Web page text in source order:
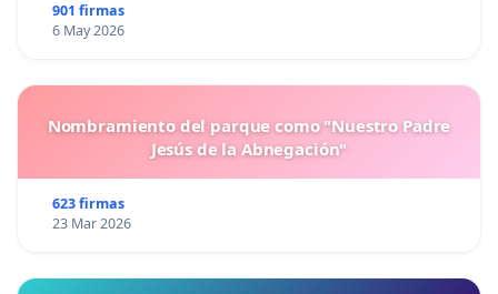
Pascual
Jiménez
Bértolo
Crítico cultural
Jorge
901 firmas
6 May 2026
Nombramiento del parque como "Nuestro Padre
Jesús de la Abnegación"
623 firmas
23 Mar 2026